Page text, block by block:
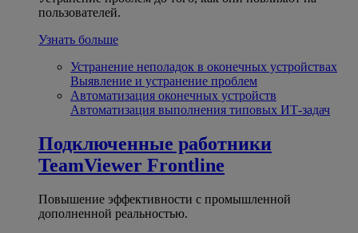
пользователей.
Узнать больше
Устранение неполадок в оконечных устройствах
Выявление и устранение проблем
Автоматизация оконечных устройств
Автоматизация выполнения типовых ИТ-задач
Подключенные работники
TeamViewer Frontline
Повышение эффективности с промышленной
дополненной реальностью.